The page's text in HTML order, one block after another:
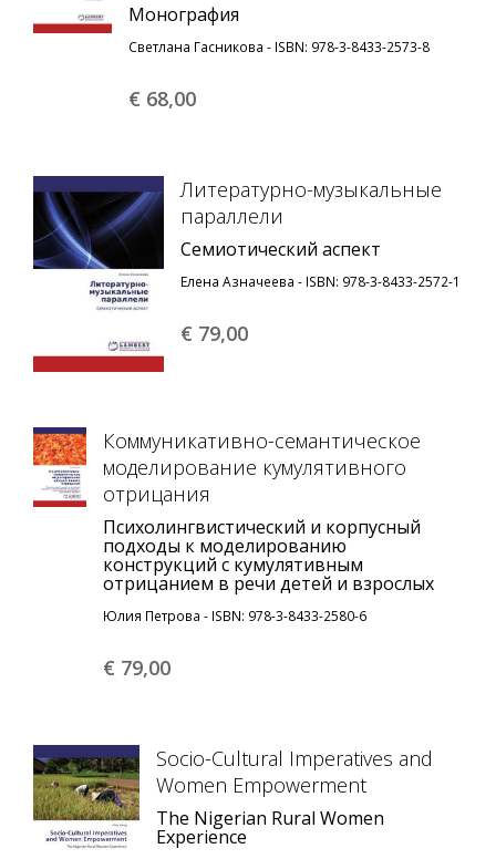
Монография
Светлана Гасникова - ISBN: 978-3-8433-2573-8
€ 68,00
Литературно-музыкальные
параллели
Семиотический аспект
Елена Азначеева - ISBN: 978-3-8433-2572-1
€ 79,00
Коммуникативно-семантическое
моделирование кумулятивного
отрицания
Психолингвистический и корпусный
подходы к моделированию
конструкций с кумулятивным
отрицанием в речи детей и взрослых
Юлия Петрова - ISBN: 978-3-8433-2580-6
€ 79,00
Socio-Cultural Imperatives and
Women Empowerment
The Nigerian Rural Women
Experience